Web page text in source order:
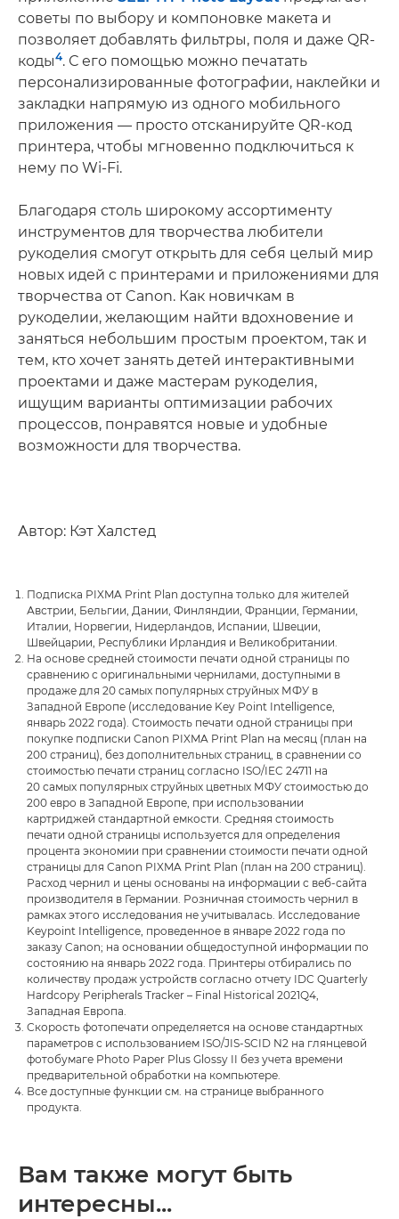
советы по выбору и компоновке макета и
позволяет добавлять фильтры, поля и даже QR-
коды4. С его помощью можно печатать
персонализированные фотографии, наклейки и
закладки напрямую из одного мобильного
приложения — просто отсканируйте QR-код
принтера, чтобы мгновенно подключиться к
нему по Wi-Fi.
Благодаря столь широкому ассортименту
инструментов для творчества любители
рукоделия смогут открыть для себя целый мир
новых идей с принтерами и приложениями для
творчества от Canon. Как новичкам в
рукоделии, желающим найти вдохновение и
заняться небольшим простым проектом, так и
тем, кто хочет занять детей интерактивными
проектами и даже мастерам рукоделия,
ищущим варианты оптимизации рабочих
процессов, понравятся новые и удобные
возможности для творчества.
Автор: Кэт Халстед
Подписка PIXMA Print Plan доступна только для жителей
Австрии, Бельгии, Дании, Финляндии, Франции, Германии,
Италии, Норвегии, Нидерландов, Испании, Швеции,
Швейцарии, Республики Ирландия и Великобритании.
На основе средней стоимости печати одной страницы по
сравнению с оригинальными чернилами, доступными в
продаже для 20 самых популярных струйных МФУ в
Западной Европе (исследование Key Point Intelligence,
январь 2022 года). Стоимость печати одной страницы при
покупке подписки Canon PIXMA Print Plan на месяц (план на
200 страниц), без дополнительных страниц, в сравнении со
стоимостью печати страниц согласно ISO/IEC 24711 на
20 самых популярных струйных цветных МФУ стоимостью до
200 евро в Западной Европе, при использовании
картриджей стандартной емкости. Средняя стоимость
печати одной страницы используется для определения
процента экономии при сравнении стоимости печати одной
страницы для Canon PIXMA Print Plan (план на 200 страниц).
Расход чернил и цены основаны на информации с веб-сайта
производителя в Германии. Розничная стоимость чернил в
рамках этого исследования не учитывалась. Исследование
Keypoint Intelligence, проведенное в январе 2022 года по
заказу Canon; на основании общедоступной информации по
состоянию на январь 2022 года. Принтеры отбирались по
количеству продаж устройств согласно отчету IDC Quarterly
Hardcopy Peripherals Tracker – Final Historical 2021Q4,
Западная Европа.
Скорость фотопечати определяется на основе стандартных
параметров с использованием ISO/JIS-SCID N2 на глянцевой
фотобумаге Photo Paper Plus Glossy II без учета времени
предварительной обработки на компьютере.
Все доступные функции см. на странице выбранного
продукта.
Вам также могут быть
интересны...